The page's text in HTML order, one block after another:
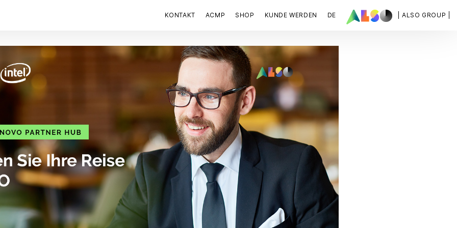
| ALSO GROUP |
KONTAKT ACMP SHOP KUNDE WERDEN DE